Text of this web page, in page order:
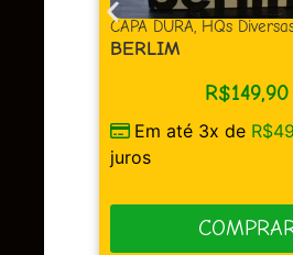
CAPA DURA, HQs
BERLIM
R$149,90
Em até 3x de R$
juros